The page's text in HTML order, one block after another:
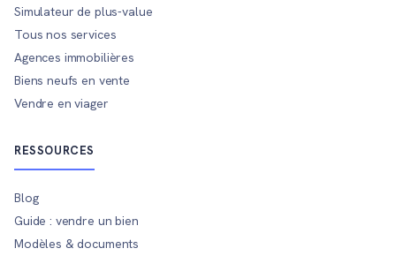
Simulateur de plus-value
Tous nos services
Agences immobilières
Biens neufs en vente
Vendre en viager
RESSOURCES
Blog
Guide : vendre un bien
Modèles & documents